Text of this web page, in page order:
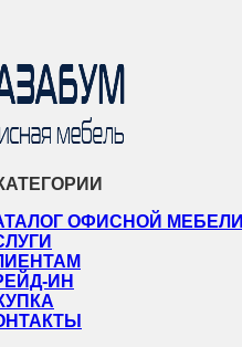
ОФИСНОЙ МЕБЕЛИ
ИН